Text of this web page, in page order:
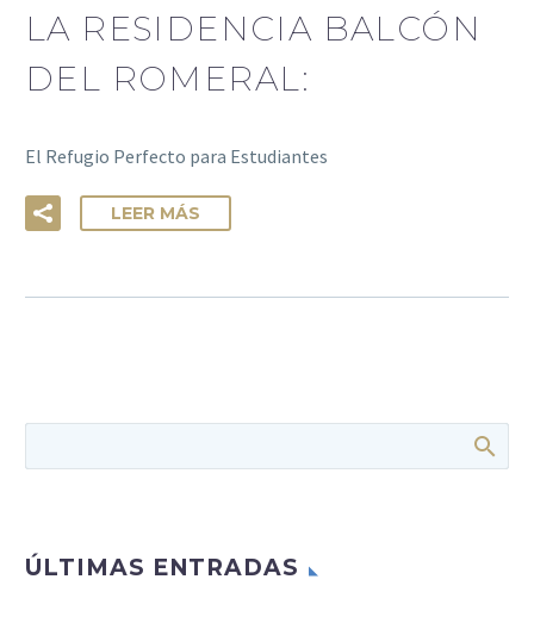
LA RESIDENCIA BALCÓN
DEL ROMERAL:
El Refugio Perfecto para Estudiantes
LEER MÁS
ÚLTIMAS ENTRADAS